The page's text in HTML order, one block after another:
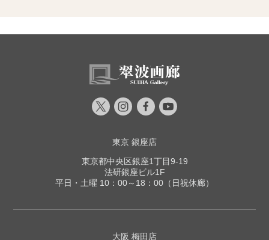
東京 銀座店
東京都中央区銀座1丁目9-19
法研銀座ビル1F
平日・土曜 10：00～18：00（日祝休廊）
大阪 梅田店